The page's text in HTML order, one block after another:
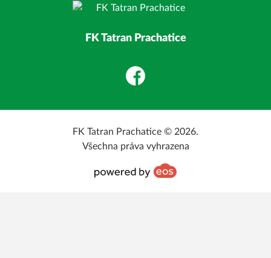
FK Tatran Prachatice
Facebook
FK Tatran Prachatice © 2026.
Všechna práva vyhrazena